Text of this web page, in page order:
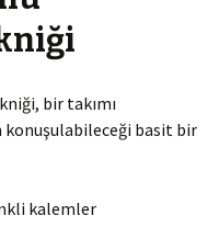
bir takımı
konuşulabileceği basit bir
kalemler